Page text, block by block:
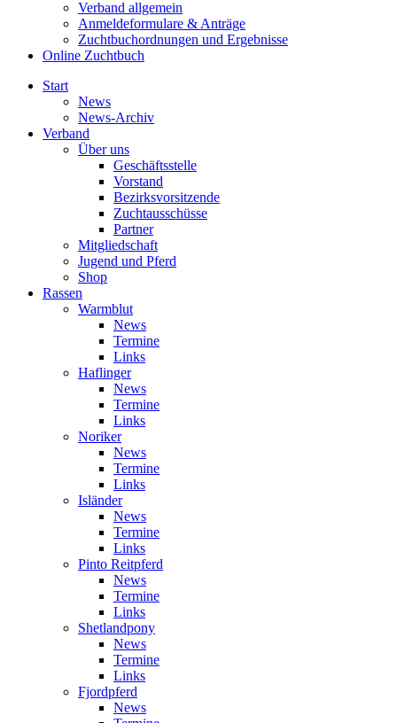
Verband allgemein
Anmeldeformulare & Anträge
Zuchtbuchordnungen und Ergebnisse
Online Zuchtbuch
Start
News
News-Archiv
Verband
Über uns
Geschäftsstelle
Vorstand
Bezirksvorsitzende
Zuchtausschüsse
Partner
Mitgliedschaft
Jugend und Pferd
Shop
Rassen
Warmblut
News
Termine
Links
Haflinger
News
Termine
Links
Noriker
News
Termine
Links
Isländer
News
Termine
Links
Pinto Reitpferd
News
Termine
Links
Shetlandpony
News
Termine
Links
Fjordpferd
News